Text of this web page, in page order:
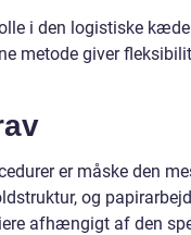
i den logistiske
metode giver
er måske den
og
afhængigt af den